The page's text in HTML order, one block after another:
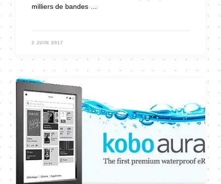
milliers de bandes …
2 JUIN 2017